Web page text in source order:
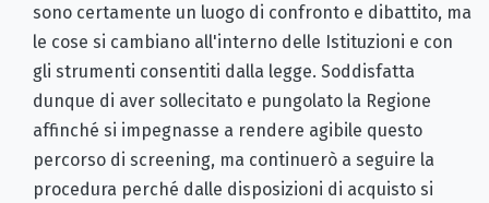
sono certamente un luogo di confronto e dibattito, ma
le cose si cambiano all'interno delle Istituzioni e con
gli strumenti consentiti dalla legge. Soddisfatta
dunque di aver sollecitato e pungolato la Regione
affinché si impegnasse a rendere agibile questo
percorso di screening, ma continuerò a seguire la
procedura perché dalle disposizioni di acquisto si